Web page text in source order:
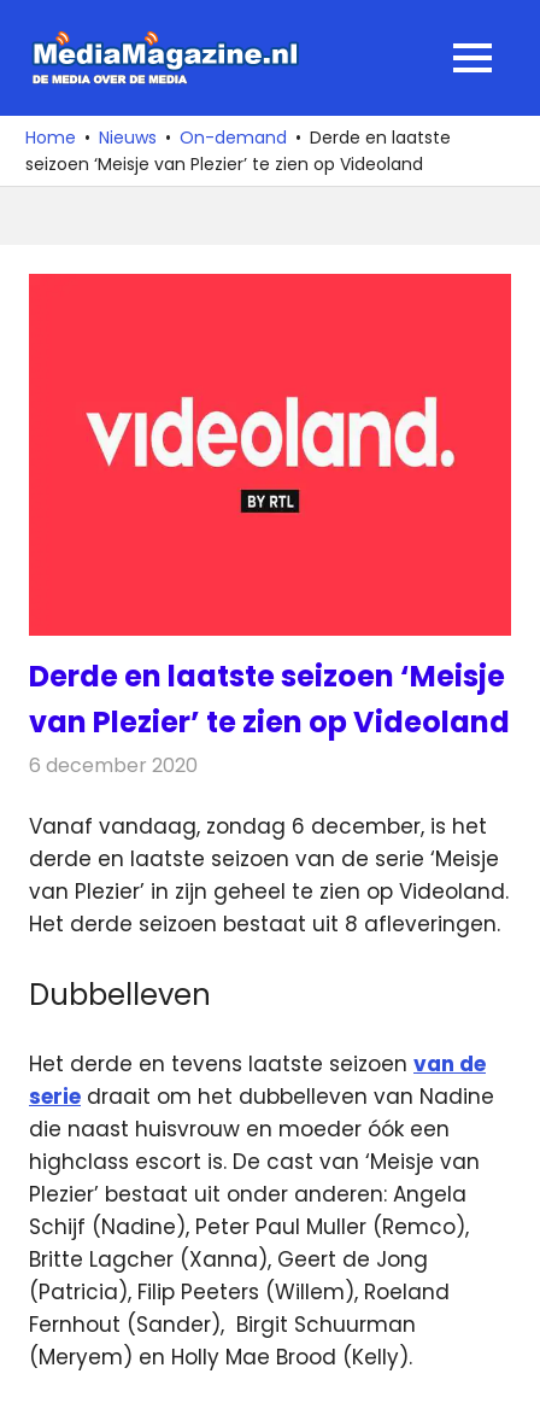
naar
media
over
de
MENU
Home Nieuws On-demand
Derde en laatste
seizoen ‘Meisje van Plezier’ te zien op Videoland
Derde en laatste seizoen ‘Meisje
van Plezier’ te zien op Videoland
6 december 2020
Vanaf vandaag, zondag 6 december, is het
derde en laatste seizoen van de serie ‘Meisje
van Plezier’ in zijn geheel te zien op Videoland.
Het derde seizoen bestaat uit 8 afleveringen.
Dubbelleven
Het derde en tevens laatste seizoen van de
serie draait om het dubbelleven van Nadine
die naast huisvrouw en moeder óók een
highclass escort is. De cast van ‘Meisje van
Plezier’ bestaat uit onder anderen: Angela
Schijf (Nadine), Peter Paul Muller (Remco),
Britte Lagcher (Xanna), Geert de Jong
(Patricia), Filip Peeters (Willem), Roeland
Fernhout (Sander), Birgit Schuurman
(Meryem) en Holly Mae Brood (Kelly).